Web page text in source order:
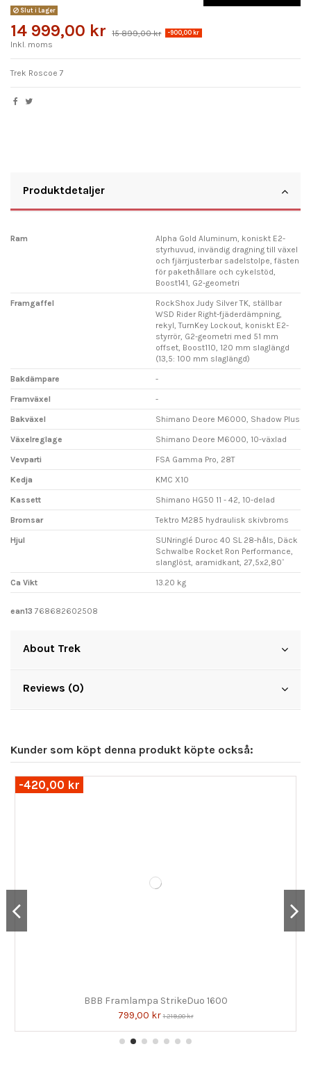
Slut i Lager
14 999,00 kr 15 899,00 kr -900,00 kr
Inkl. moms
Trek Roscoe 7
Produktdetaljer
Ram
Alpha Gold Aluminum, koniskt E2-
styrhuvud, invändig dragning till växel
och fjärrjusterbar sadelstolpe, fästen
för pakethållare och cykelstöd,
Boost141, G2-geometri
Framgaffel
RockShox Judy Silver TK, ställbar
WSD Rider Right-fjäderdämpning,
rekyl, TurnKey Lockout, koniskt E2-
styrrör, G2-geometri med 51 mm
offset, Boost110, 120 mm slaglängd
(13,5: 100 mm slaglängd)
Bakdämpare -
Framväxel -
Bakväxel Shimano Deore M6000, Shadow Plus
Växelreglage Shimano Deore M6000, 10-växlad
Vevparti FSA Gamma Pro, 28T
Kedja KMC X10
Kassett Shimano HG50 11 - 42, 10-delad
Bromsar Tektro M285 hydraulisk skivbroms
Hjul
SUNringlé Duroc 40 SL 28-håls, Däck
Schwalbe Rocket Ron Performance,
slanglöst, aramidkant, 27,5x2,80˝
Ca Vikt 13.20 kg
ean13 768682602508
About Trek
Reviews (0)
Kunder som köpt denna produkt köpte också:
-420,00 kr
BBB Framlampa StrikeDuo 1600
799,00 kr1 219,00 kr